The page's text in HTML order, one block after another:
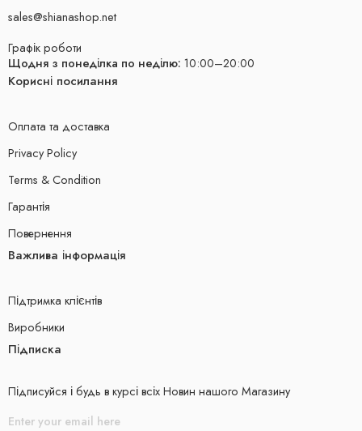
sales@shianashop.net
Графік роботи
Щодня з понеділка по неділю: 10:00–20:00
Корисні посилання
Оплата та доставка
Privacy Policy
Terms & Condition
Гарантія
Повернення
Важлива інформація
Підтримка клієнтів
Виробники
Підписка
Підписуйся і будь в курсі всіх Новин нашого Магазину